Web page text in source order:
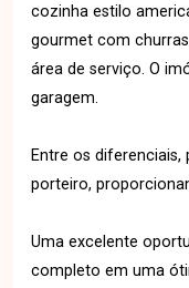
cozinha estilo
gourmet com
área de serviço. O
garagem.
Entre os
porteiro,
Uma excelente
completo em uma